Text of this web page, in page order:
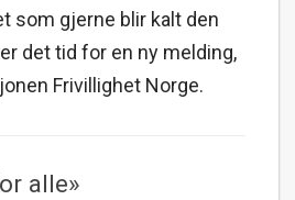
som gjerne blir kalt den
det tid for en ny melding,
Frivillighet Norge.
alle»